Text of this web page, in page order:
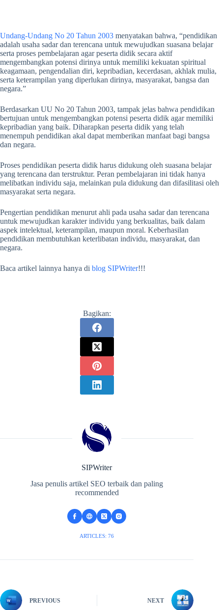
Undang-Undang No 20 Tahun 2003 menyatakan bahwa, “pendidikan
adalah usaha sadar dan terencana untuk mewujudkan suasana belajar
serta proses pembelajaran agar peserta didik secara aktif
mengembangkan potensi dirinya untuk memiliki kekuatan spiritual
keagamaan, pengendalian diri, kepribadian, kecerdasan, akhlak mulia,
serta keterampilan yang diperlukan dirinya, masyarakat, bangsa dan
negara.”
Berdasarkan UU No 20 Tahun 2003, tampak jelas bahwa pendidikan
bertujuan untuk mengembangkan potensi peserta didik agar memiliki
kepribadian yang baik. Diharapkan peserta didik yang telah
menempuh pendidikan akal dapat memberikan manfaat bagi bangsa
dan negara.
Proses pendidikan peserta didik harus didukung oleh suasana belajar
yang terencana dan terstruktur. Peran pembelajaran ini tidak hanya
melibatkan individu saja, melainkan pula didukung dan difasilitasi oleh
masyarakat serta negara.
Pengertian pendidikan menurut ahli pada usaha sadar dan terencana
untuk mewujudkan karakter individu yang berkualitas, baik dalam
aspek intelektual, keterampilan, maupun moral. Keberhasilan
pendidikan membutuhkan keterlibatan individu, masyarakat, dan
negara.
Baca artikel lainnya hanya di blog SIPWriter!!!
Bagikan:
SIPWriter
Jasa penulis artikel SEO terbaik dan paling
recommended
ARTICLES: 76
PREVIOUS NEXT